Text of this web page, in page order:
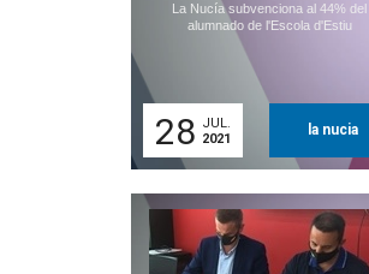
La Nucía subvenciona al 44% del
alumnado de l'Escola d'Estiu
28 JUL.
2021
la nucia